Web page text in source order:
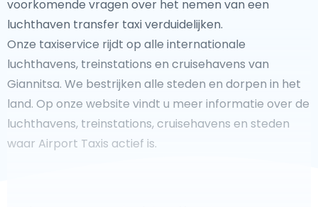
voorkomende vragen over het nemen van een
luchthaven transfer taxi verduidelijken.
Onze taxiservice rijdt op alle internationale
luchthavens, treinstations en cruisehavens van
Giannitsa. We bestrijken alle steden en dorpen in het
land. Op onze website vindt u meer informatie over de
luchthavens, treinstations, cruisehavens en steden
waar Airport Taxis actief is.